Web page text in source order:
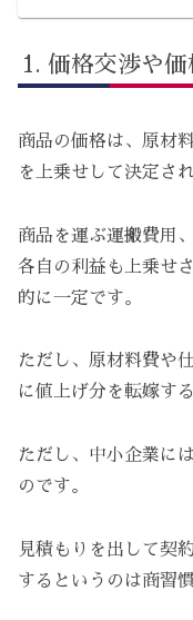
価格交渉や価
商品の価格は、原材
を上乗せして決定され
商品を運ぶ運搬費用
各自の利益も上乗せ
的に一定です。
ただし、原材料費や
に値上げ分を転嫁す
ただし、中小企業に
のです。
見積もりを出して契
するというのは商習